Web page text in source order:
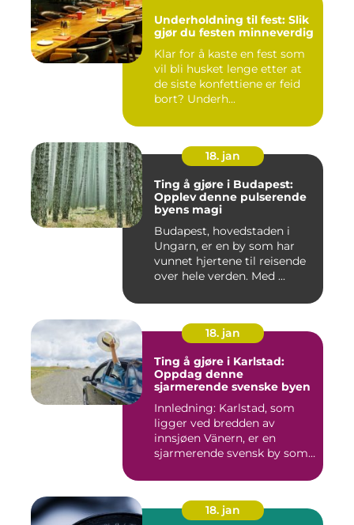
Underholdning til fest: Slik
gjør du festen minneverdig
Klar for å kaste en fest som
vil bli husket lenge etter at
de siste konfettiene er feid
bort? Underh...
18. jan
Ting å gjøre i Budapest:
Opplev denne pulserende
byens magi
Budapest, hovedstaden i
Ungarn, er en by som har
vunnet hjertene til reisende
over hele verden. Med ...
18. jan
Ting å gjøre i Karlstad:
Oppdag denne
sjarmerende svenske byen
Innledning: Karlstad, som
ligger ved bredden av
innsjøen Vänern, er en
sjarmerende svensk by som
18. jan